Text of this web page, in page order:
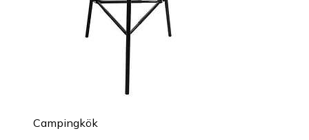
Campingkök